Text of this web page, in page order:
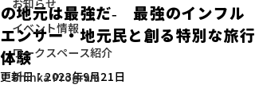
お知らせ
イベント情報
ワークスペース紹介
Shinka Program
の地元は最強だ- 最強のインフル
エンサー・地元民と創る特別な旅行
体験
更新日：2023年9月21日